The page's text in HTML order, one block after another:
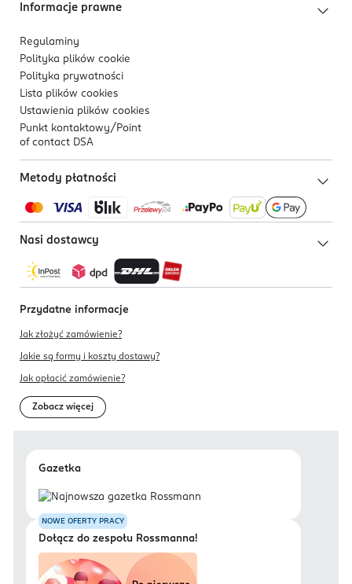
Informacje prawne
Regulaminy
Polityka plików cookie
Polityka prywatności
Lista plików cookies
Ustawienia plików cookies
Punkt kontaktowy/ Point
of contact DSA
Metody płatności
Nasi dostawcy
Przydatne informacje
Jak złożyć zamówienie?
Jakie są formy i koszty dostawy?
Jak opłacić zamówienie?
Zobacz więcej
Gazetka
NOWE OFERTY PRACY
Dołącz do zespołu Rossmanna!